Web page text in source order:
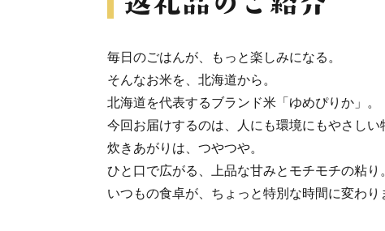
毎日のごはんが、もっと楽しみになる。
そんなお米を、北海道から。
北海道を代表するブランド米「ゆめぴりか」。
今回お届けするのは、人にも環境にもやさしい
炊きあがりは、つやつや。
ひと口で広がる、上品な甘みとモチモチの粘り
いつもの食卓が、ちょっと特別な時間に変わり